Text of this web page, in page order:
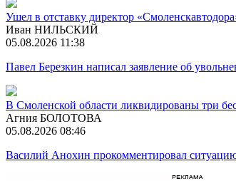
Ушел в отставку директор
Иван НИЛЬСКИЙ
05.08.2026 11:38
Павел Березкин написал заявление об
В Смоленской области ликвидированы три
Агния БОЛОТОВА
05.08.2026 08:46
Василий Анохин прокомментировал